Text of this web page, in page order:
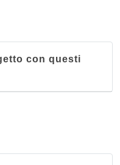
con questi